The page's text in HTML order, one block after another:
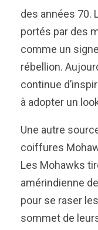
des années 70.
portés par des
comme un
rébellion.
continue
à adopter un
Une autre
coiffures
Les Mohawks
amérindienne
pour se raser
sommet de